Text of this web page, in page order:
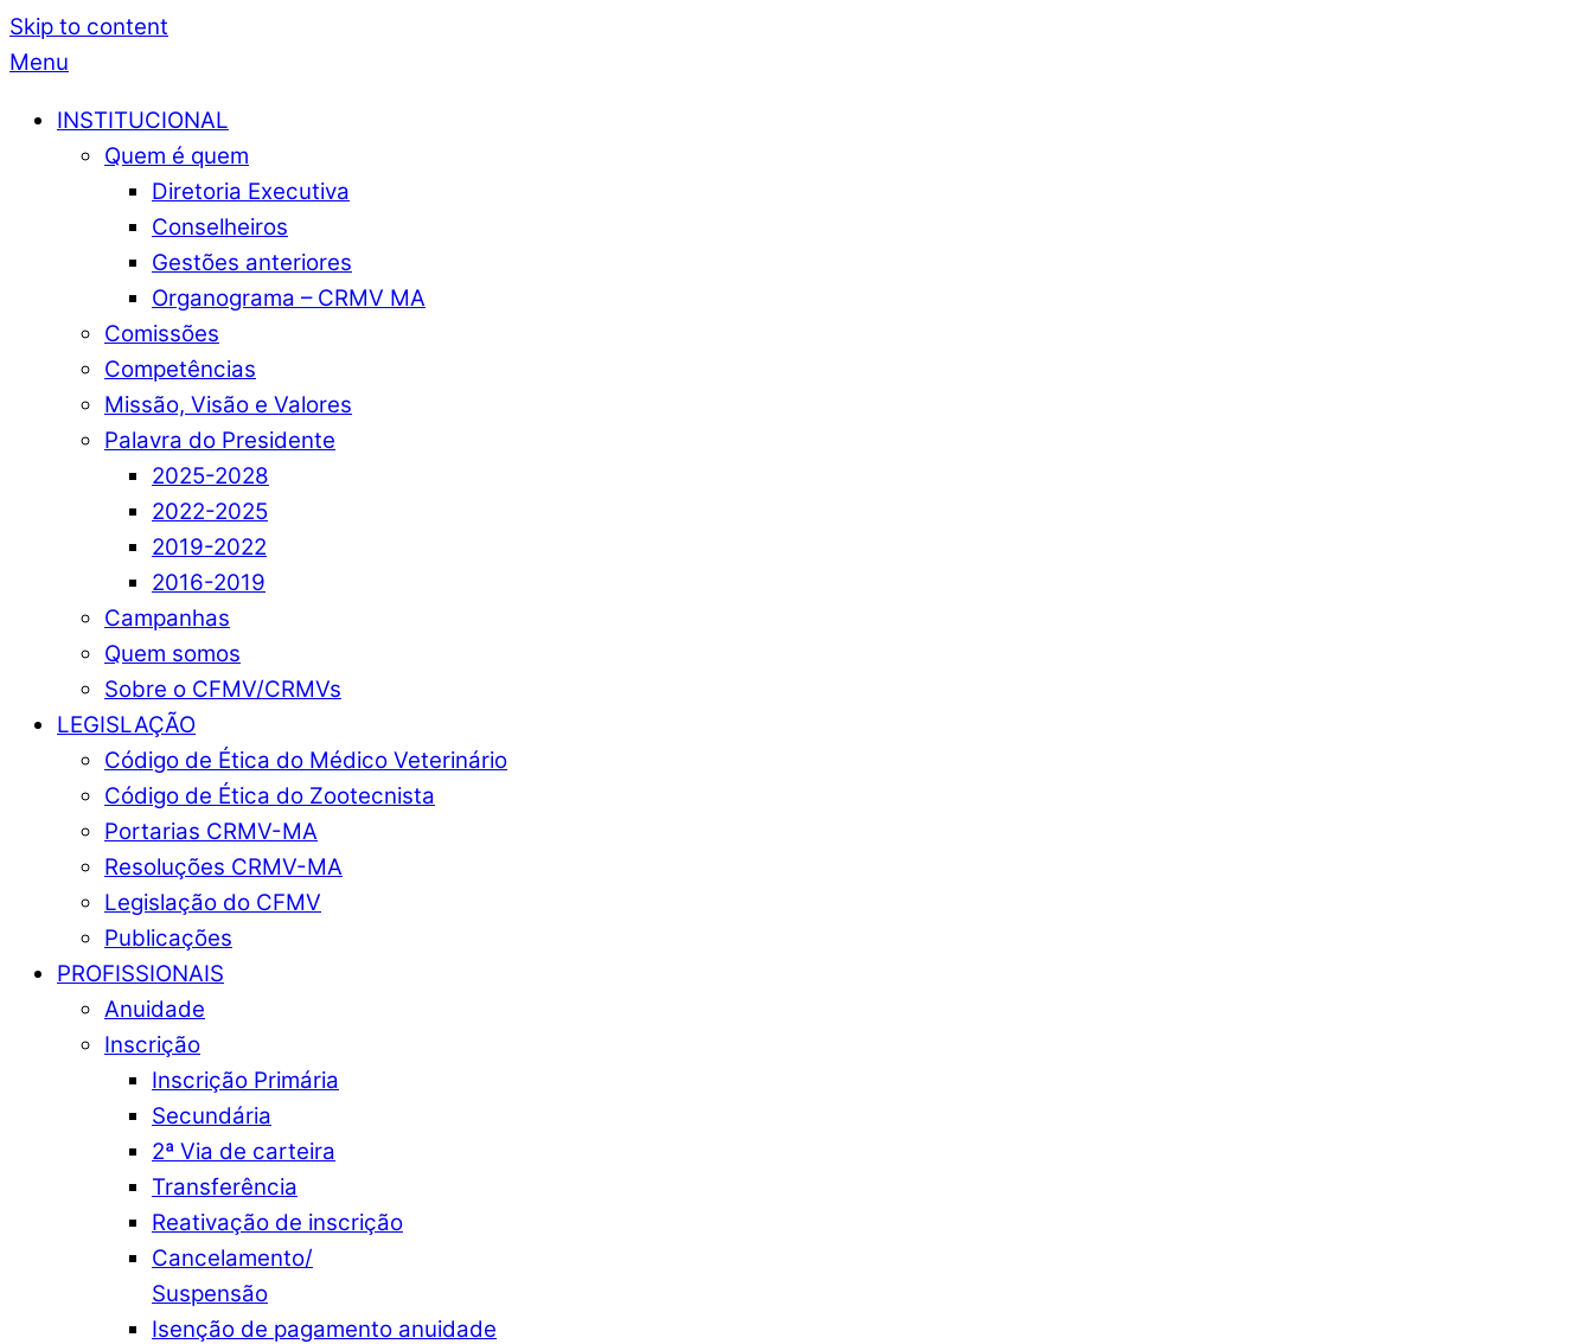
Skip to content
Menu
INSTITUCIONAL
Quem é quem
Diretoria Executiva
Conselheiros
Gestões anteriores
Organograma – CRMV MA
Comissões
Competências
Missão, Visão e Valores
Palavra do Presidente
2025-2028
2022-2025
2019-2022
2016-2019
Campanhas
Quem somos
Sobre o CFMV/CRMVs
LEGISLAÇÃO
Código de Ética do Médico Veterinário
Código de Ética do Zootecnista
Portarias CRMV-MA
Resoluções CRMV-MA
Legislação do CFMV
Publicações
PROFISSIONAIS
Anuidade
Inscrição
Inscrição Primária
Secundária
2ª Via de carteira
Transferência
Reativação de inscrição
Cancelamento/
Suspensão
Isenção de pagamento anuidade